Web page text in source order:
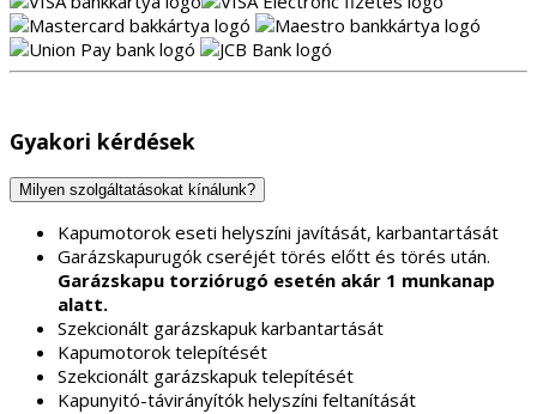
Gyakori kérdések
Milyen szolgáltatásokat kínálunk?
Kapumotorok eseti helyszíni javítását, karbantartását
Garázskapurugók cseréjét törés előtt és törés után.
Garázskapu torziórugó esetén akár 1 munkanap
alatt.
Szekcionált garázskapuk karbantartását
Kapumotorok telepítését
Szekcionált garázskapuk telepítését
Kapunyitó-távirányítók helyszíni feltanítását